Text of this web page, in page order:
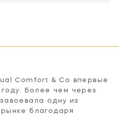
Comfort & Co впервые
Более чем через
одну из
благодаря